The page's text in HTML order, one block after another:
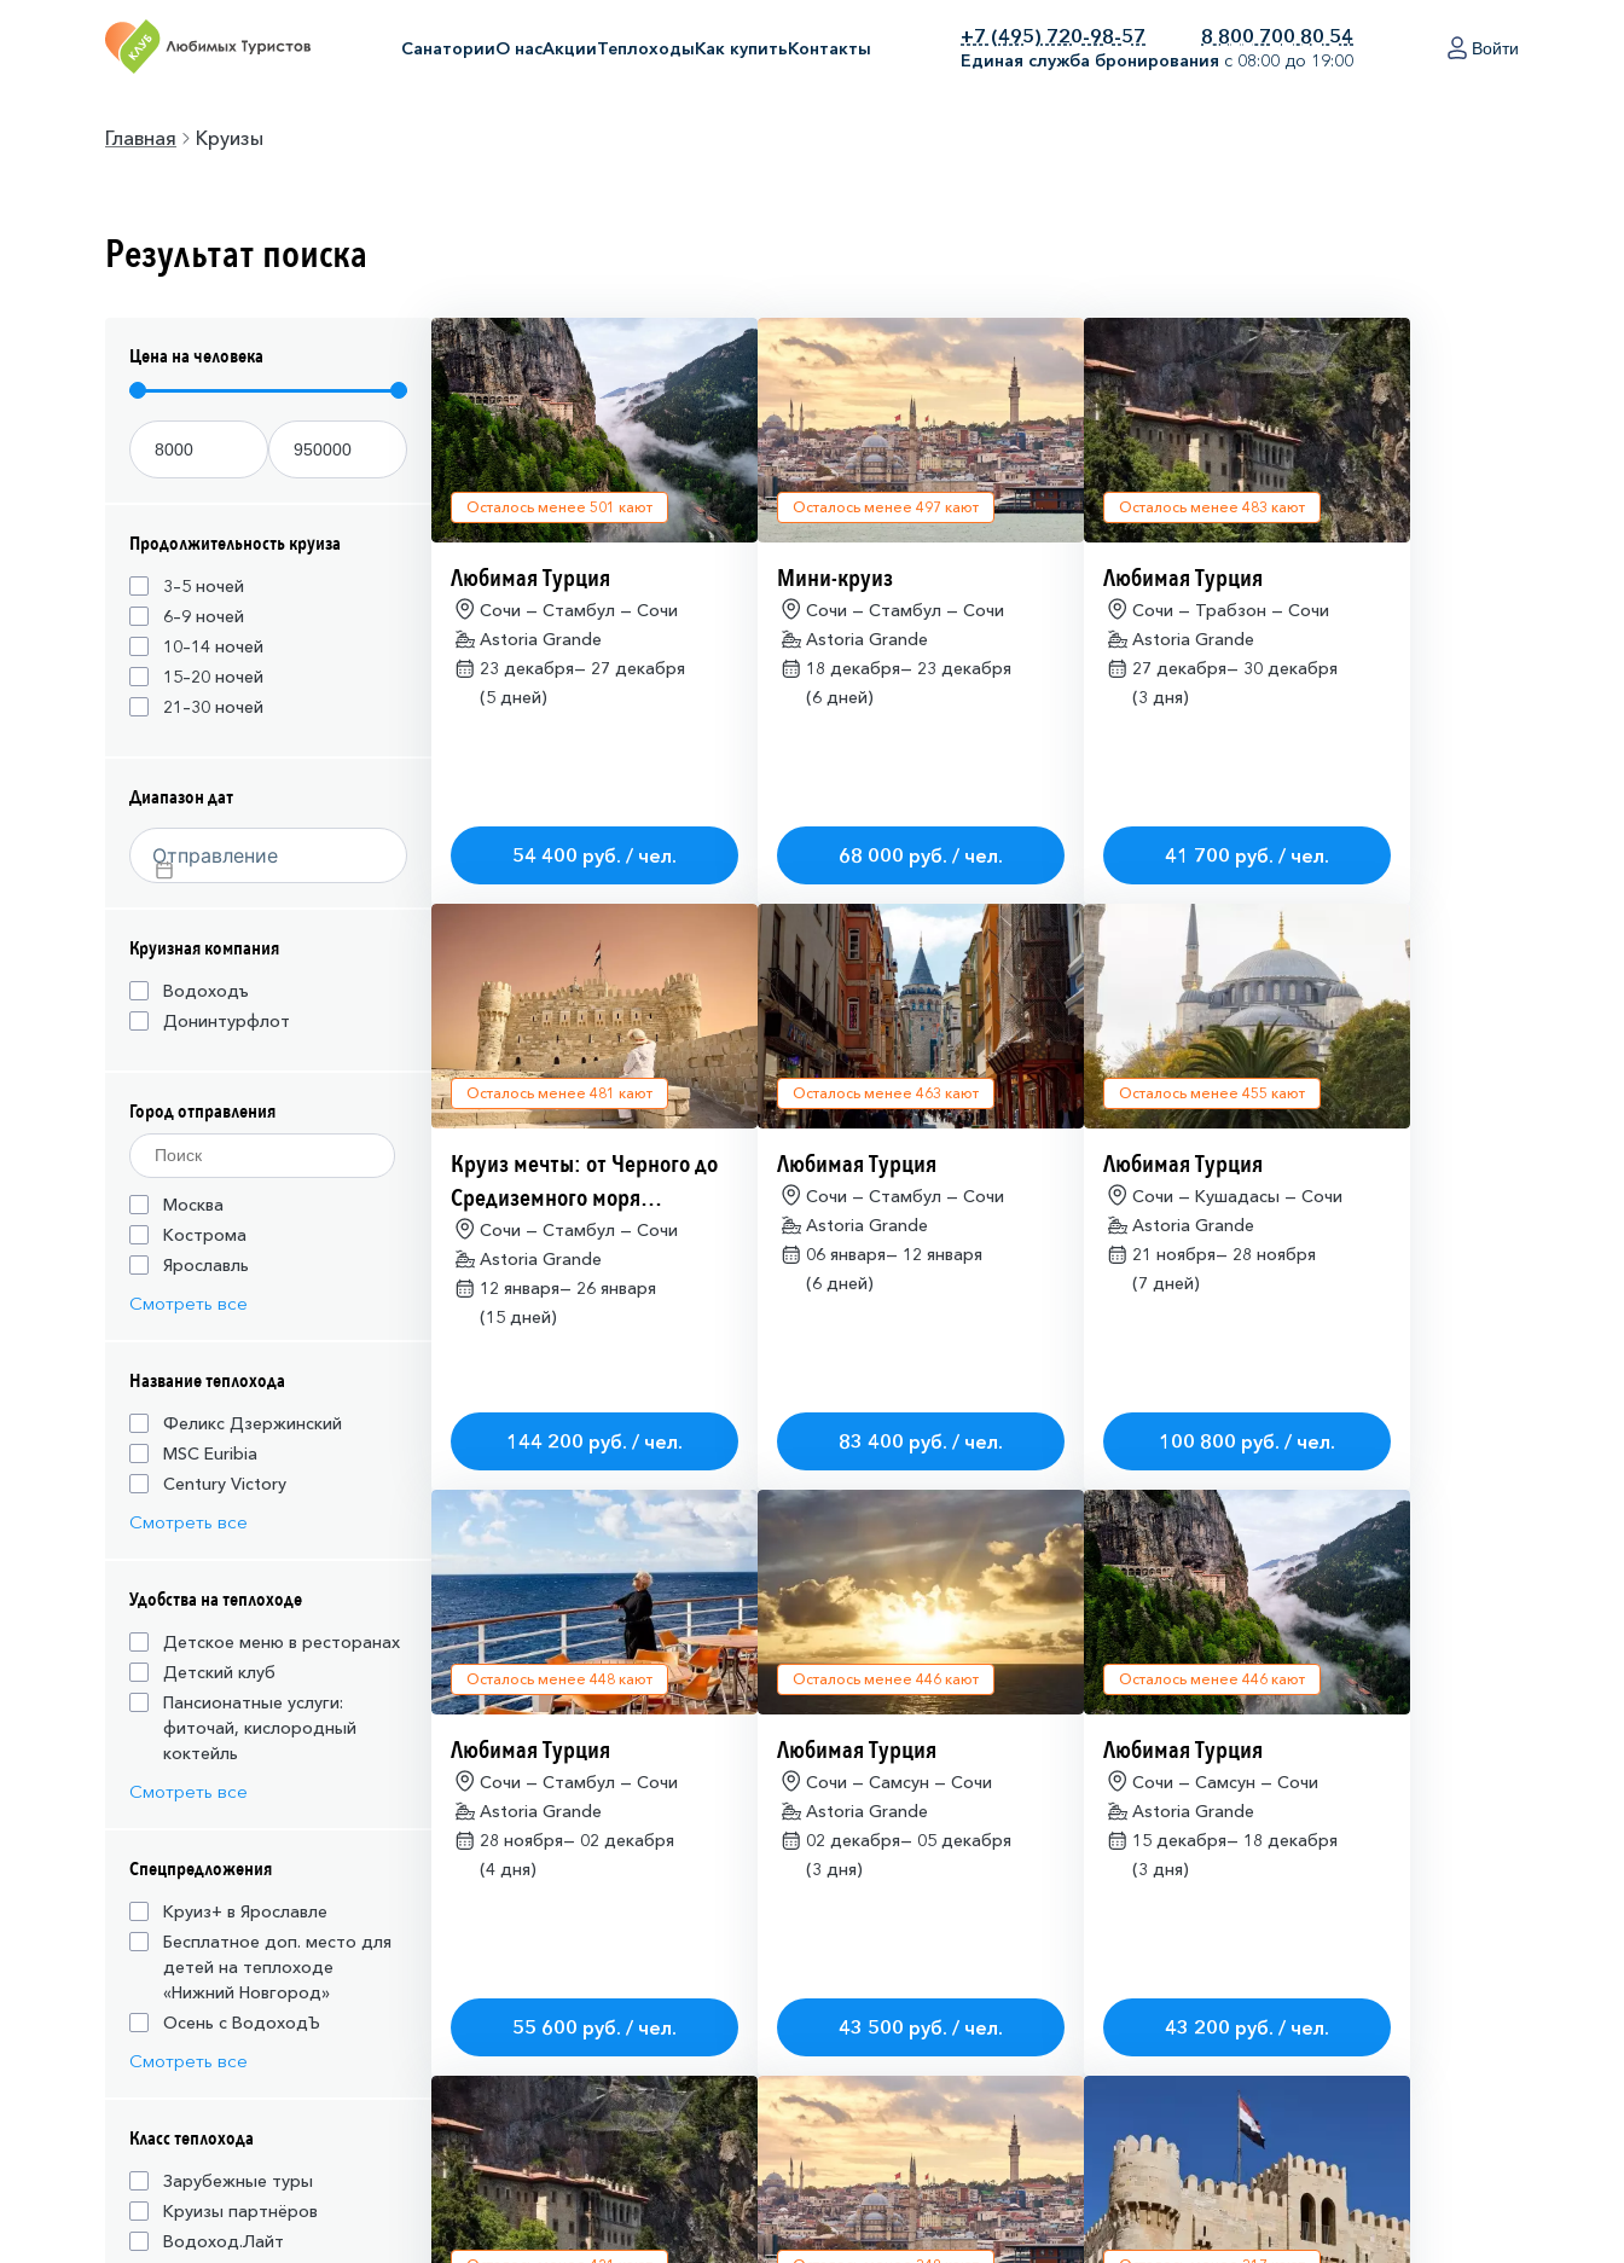
СанаторииО насАкцииТеплоходыКак купитьКонтакты
+7 (495) 720-98-57 8 800 700 80 54
Единая служба бронирования с 08:00 до 19:00
Войти
Главная Круизы
Результат поиска
Цена на человека
Продолжительность круиза
3–5 ночей
6–9 ночей
10–14 ночей
15–20 ночей
21–30 ночей
Диапазон дат
Круизная компания
Водоходъ
Донинтурфлот
Город отправления
Москва
Кострома
Ярославль
Смотреть все
Название теплохода
Феликс Дзержинский
MSC Euribia
Century Victory
Смотреть все
Удобства на теплоходе
Детское меню в ресторанах
Детский клуб
Пансионатные услуги:
фиточай, кислородный
коктейль
Смотреть все
Спецпредложения
Круиз+ в Ярославле
Бесплатное доп. место для
детей на теплоходе
«Нижний Новгород»
Осень с ВодоходЪ
Смотреть все
Класс теплохода
Зарубежные туры
Круизы партнёров
Водоход.Лайт
Осталось менее 501 кают
Любимая Турция
Сочи — Стамбул — Сочи
Astoria Grande
23 декабря— 27 декабря
(5 дней)
54 400 руб. / чел.
Осталось менее 497 кают
Мини-круиз
Сочи — Стамбул — Сочи
Astoria Grande
18 декабря— 23 декабря
(6 дней)
68 000 руб. / чел.
Осталось менее 483 кают
Любимая Турция
Сочи — Трабзон — Сочи
Astoria Grande
27 декабря— 30 декабря
(3 дня)
41 700 руб. / чел.
Осталось менее 481 кают
Круиз мечты: от Черного до
Средиземного моря
(необходимо оформлять
разрешение на посещение
Израиля (ETA-IL)
Сочи — Стамбул — Сочи
Astoria Grande
12 января— 26 января
(15 дней)
144 200 руб. / чел.
Осталось менее 463 кают
Любимая Турция
Сочи — Стамбул — Сочи
Astoria Grande
06 января— 12 января
(6 дней)
83 400 руб. / чел.
Осталось менее 455 кают
Любимая Турция
Сочи — Кушадасы — Сочи
Astoria Grande
21 ноября— 28 ноября
(7 дней)
100 800 руб. / чел.
Осталось менее 448 кают
Любимая Турция
Сочи — Стамбул — Сочи
Astoria Grande
28 ноября— 02 декабря
(4 дня)
55 600 руб. / чел.
Осталось менее 446 кают
Любимая Турция
Сочи — Самсун — Сочи
Astoria Grande
02 декабря— 05 декабря
(3 дня)
43 500 руб. / чел.
Осталось менее 446 кают
Любимая Турция
Сочи — Самсун — Сочи
Astoria Grande
15 декабря— 18 декабря
(3 дня)
43 200 руб. / чел.